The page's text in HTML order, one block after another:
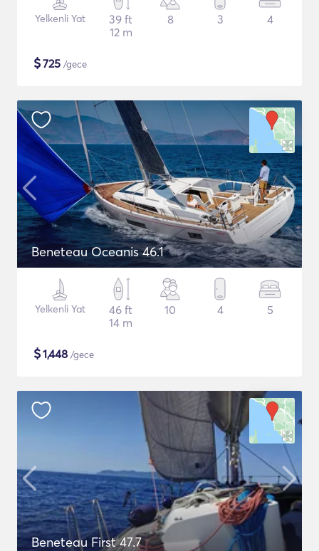
Yelkenli Yat
39 ft
12 m
8 3 4
$725 /gece
Beneteau Oceanis 46.1
Yelkenli Yat
46 ft
14 m
10 4 5
$1,448 /gece
Beneteau First 47.7